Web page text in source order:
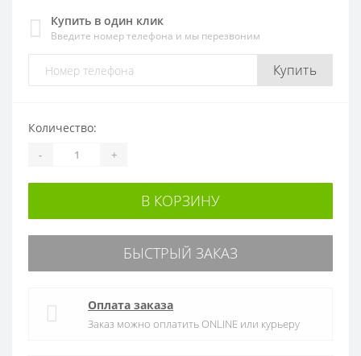
Купить в один клик
Введите номер телефона и мы перезвоним
Купить
Количество:
- +
В КОРЗИНУ
БЫСТРЫЙ ЗАКАЗ
Оплата заказа
Заказ можно оплатить ONLINE или курьеру